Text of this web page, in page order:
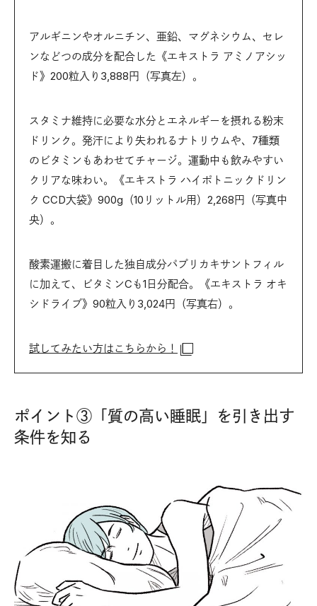
アルギニンやオルニチン、亜鉛、マグネシウム、セレ
ンなどつの成分を配合した《エキストラ アミノアシッ
ド》200粒入り3,888円（写真左）。
スタミナ維持に必要な水分とエネルギーを摂れる粉末
ドリンク。発汗により失われるナトリウムや、7種類
のビタミンもあわせてチャージ。運動中も飲みやすい
クリアな味わい。《エキストラ ハイポトニックドリン
ク CCD大袋》900g（10リットル用）2,268円（写真中
央）。
酸素運搬に着目した独自成分パプリカキサントフィル
に加えて、ビタミンCも1日分配合。《エキストラ オキ
シドライブ》90粒入り3,024円（写真右）。
試してみたい方はこちらから！
ポイント③「質の高い睡眠」を引き出す
条件を知る